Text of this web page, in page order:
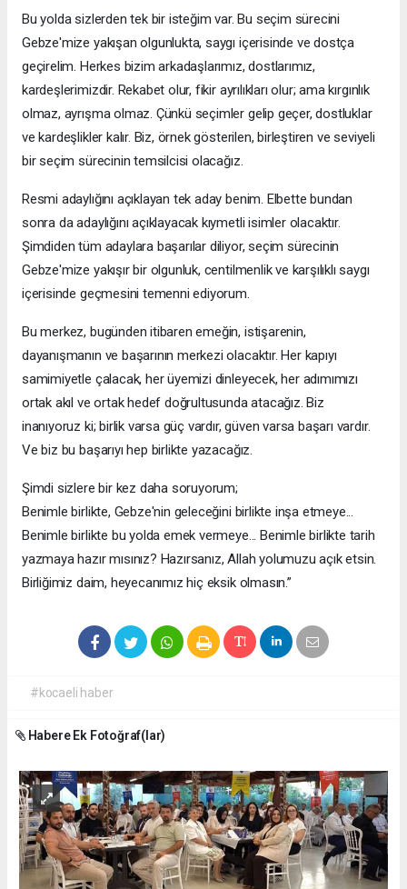
Bu yolda sizlerden tek bir isteğim var. Bu seçim sürecini
Gebze'mize yakışan olgunlukta, saygı içerisinde ve dostça
geçirelim. Herkes bizim arkadaşlarımız, dostlarımız,
kardeşlerimizdir. Rekabet olur, fikir ayrılıkları olur; ama kırgınlık
olmaz, ayrışma olmaz. Çünkü seçimler gelip geçer, dostluklar
ve kardeşlikler kalır. Biz, örnek gösterilen, birleştiren ve seviyeli
bir seçim sürecinin temsilcisi olacağız.
Resmi adaylığını açıklayan tek aday benim. Elbette bundan
sonra da adaylığını açıklayacak kıymetli isimler olacaktır.
Şimdiden tüm adaylara başarılar diliyor, seçim sürecinin
Gebze'mize yakışır bir olgunluk, centilmenlik ve karşılıklı saygı
içerisinde geçmesini temenni ediyorum.
Bu merkez, bugünden itibaren emeğin, istişarenin,
dayanışmanın ve başarının merkezi olacaktır. Her kapıyı
samimiyetle çalacak, her üyemizi dinleyecek, her adımımızı
ortak akıl ve ortak hedef doğrultusunda atacağız. Biz
inanıyoruz ki; birlik varsa güç vardır, güven varsa başarı vardır.
Ve biz bu başarıyı hep birlikte yazacağız.
Şimdi sizlere bir kez daha soruyorum;
Benimle birlikte, Gebze'nin geleceğini birlikte inşa etmeye...
Benimle birlikte bu yolda emek vermeye... Benimle birlikte tarih
yazmaya hazır mısınız? Hazırsanız, Allah yolumuzu açık etsin.
Birliğimiz daim, heyecanımız hiç eksik olmasın.”
#kocaeli haber
Habere Ek Fotoğraf(lar)